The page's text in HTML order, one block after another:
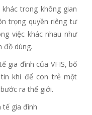
trong không gian
trọng quyền riêng tư
việc khác nhau như
đồ dùng.
gia đình của VFIS, bố
khi để con trẻ một
ra thế giới.
tế gia đình